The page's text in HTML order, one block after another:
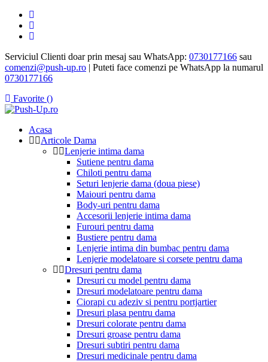
Serviciul Clienti doar prin mesaj sau WhatsApp: 0730177166 sau
comenzi@push-up.ro | Puteti face comenzi pe WhatsApp la numarul
0730177166
Favorite ()
Acasa
Articole Dama
Lenjerie intima dama
Sutiene pentru dama
Chiloti pentru dama
Seturi lenjerie dama (doua piese)
Maiouri pentru dama
Body-uri pentru dama
Accesorii lenjerie intima dama
Furouri pentru dama
Bustiere pentru dama
Lenjerie intima din bumbac pentru dama
Lenjerie modelatoare si corsete pentru dama
Dresuri pentru dama
Dresuri cu model pentru dama
Dresuri modelatoare pentru dama
Ciorapi cu adeziv si pentru portjartier
Dresuri plasa pentru dama
Dresuri colorate pentru dama
Dresuri groase pentru dama
Dresuri subtiri pentru dama
Dresuri medicinale pentru dama